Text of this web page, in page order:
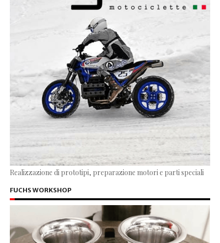
Realizzazione di prototipi, preparazione motori e parti speciali
FUCHS WORKSHOP